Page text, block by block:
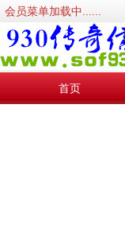
会员菜单加载中......
首页